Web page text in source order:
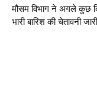
मौसम विभाग ने अगले कुछ
भारी बारिश की चेतावनी